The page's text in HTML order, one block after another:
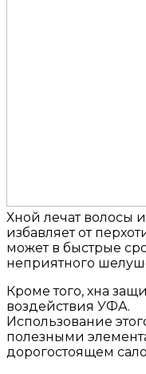
Хной лечат волосы
избавляет от
может в быстрые
неприятного
Кроме того, хна
воздействия УФА.
Использование
полезными
дорогостоящем